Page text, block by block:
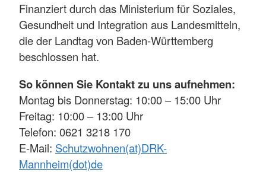
Finanziert durch das Ministerium für Soziales,
Gesundheit und Integration aus Landesmitteln,
die der Landtag von Baden-Württemberg
beschlossen hat.
So können Sie Kontakt zu uns aufnehmen:
Montag bis Donnerstag: 10:00 – 15:00 Uhr
Freitag: 10:00 – 13:00 Uhr
Telefon: 0621 3218 170
E-Mail: Schutzwohnen(at)DRK-
Mannheim(dot)de